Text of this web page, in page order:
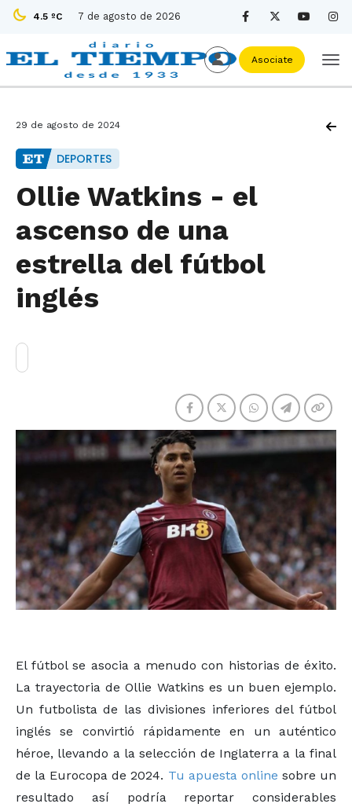
4.5 ºC 7 de agosto de 2026
Asociate
29 de agosto de 2024
DEPORTES
Ollie Watkins - el
ascenso de una
estrella del fútbol
inglés
El fútbol se asocia a menudo con historias de éxito.
La trayectoria de Ollie Watkins es un buen ejemplo.
Un futbolista de las divisiones inferiores del fútbol
inglés se convirtió rápidamente en un auténtico
héroe, llevando a la selección de Inglaterra a la final
de la Eurocopa de 2024. Tu apuesta online sobre un
resultado así podría reportar considerables